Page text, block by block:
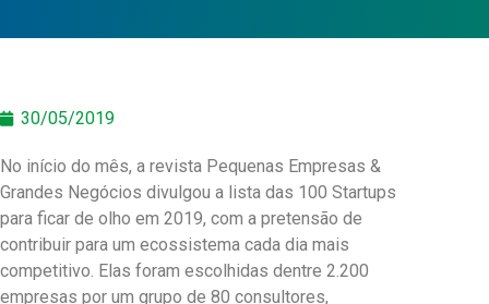
30/05/2019
No início do mês, a revista Pequenas Empresas &
Grandes Negócios divulgou a lista das 100 Startups
para ficar de olho em 2019, com a pretensão de
contribuir para um ecossistema cada dia mais
competitivo. Elas foram escolhidas dentre 2.200
empresas por um grupo de 80 consultores,